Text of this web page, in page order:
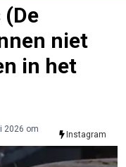
(De
niet
in het
2026 om
Instagram